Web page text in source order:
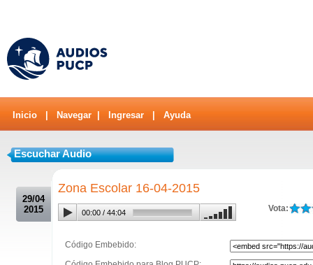
Inicio Navegar Ingresar Ayuda
Escuchar Audio
29/04
2015
Zona Escolar 16-04-2015
Vota:
00:00 / 44:04
Código Embebido: